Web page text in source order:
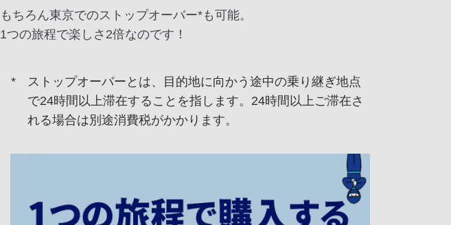
もちろん東京でのストップオーバー*も可能。
1つの旅程で楽しさ2倍なのです！
ストップオーバーとは、目的地に向かう途中の乗り継ぎ地点
で24時間以上滞在することを指します。24時間以上ご滞在さ
れる場合は別途消費税がかかります。